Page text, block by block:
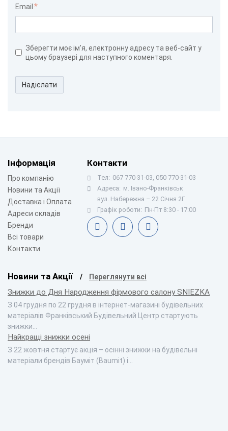
Email
Зберегти моє ім’я, електронну адресу та веб-сайт у
цьому браузері для наступного коментаря.
Надіслати
Інформація
Про компанію
Новини та Акції
Доставка і Оплата
Адреси складів
Бренди
Всі товари
Контакти
Контакти
Тел: 067 770-31-03, 050 770-31-03
Адреса: м. Івано-Франківськ
вул. Набережна – 22 Січня 2Г
Графік роботи: Пн-Пт 8:30 - 17:00
Новини та Акції Переглянути всі
Знижки до Дня Народження фірмового салону SNIEZKA
З 04 грудня по 22 грудня в інтернет-магазині будівельних
матеріалів Франківський Будівельний Центр стартують
знижки…
Найкращі знижки осені
З 22 жовтня стартує акція – осінні знижки на будівельні
матеріали брендів Бауміт (Baumit) і…